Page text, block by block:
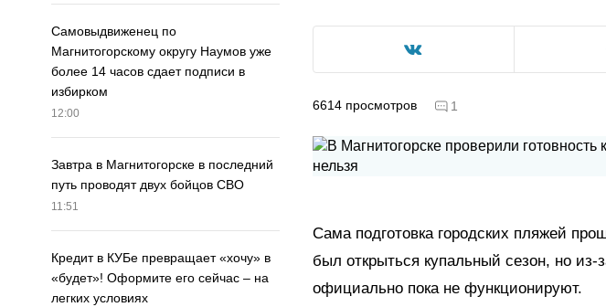
Самовыдвиженец по
Магнитогорскому округу Наумов уже
более 14 часов сдает подписи в
избирком
12:00
Завтра в Магнитогорске в последний
путь проводят двух бойцов СВО
11:51
Кредит в КУБе превращает «хочу» в
«будет»! Оформите его сейчас – на
легких условиях
6614 просмотров 1
Сама подготовка городских пляжей
был открыться купальный сезон, но
официально пока не функционируют.